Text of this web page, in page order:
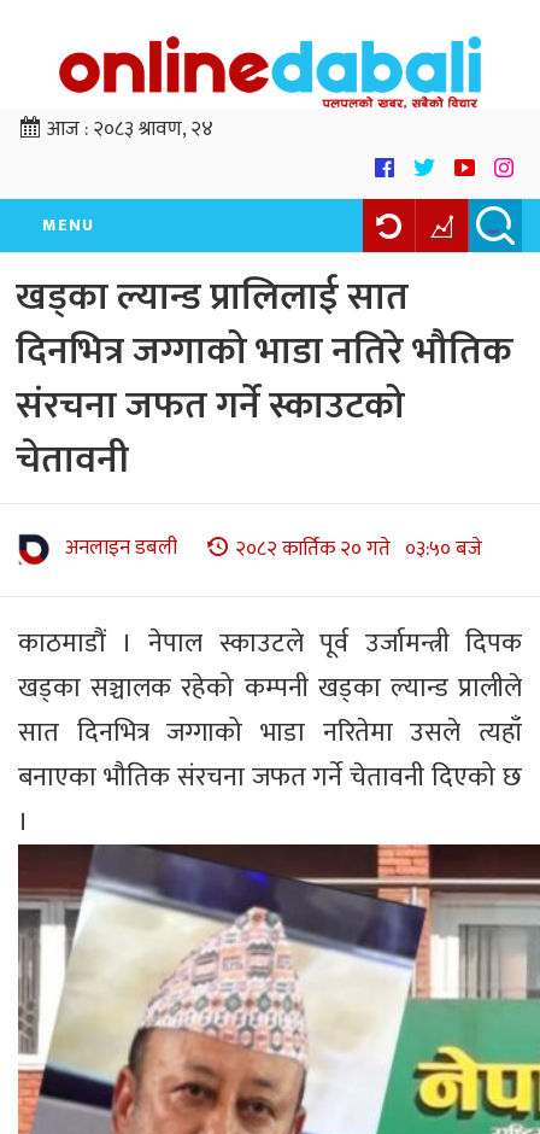
आज :२०८३ श्रावण, २४
MENU
खड्का ल्यान्ड प्रालिलाई सात
दिनभित्र जग्गाको भाडा नतिरे भौतिक
संरचना जफत गर्ने स्काउटको
चेतावनी
अनलाइन डबली २०८२ कार्तिक २० गते ०३:५० बजे
काठमाडौं । नेपाल स्काउटले पूर्व उर्जामन्त्री दिपक
खड्का सञ्चालक रहेको कम्पनी खड्का ल्यान्ड प्रालीले
सात दिनभित्र जग्गाको भाडा नरितेमा उसले त्यहाँ
बनाएका भौतिक संरचना जफत गर्ने चेतावनी दिएको छ
।